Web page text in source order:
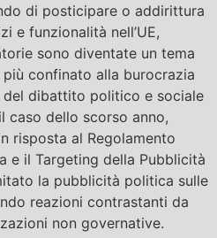
di posticipare o addirittura
e funzionalità nell’UE,
sono diventate un tema
confinato alla burocrazia
del dibattito politico e sociale
caso dello scorso anno,
risposta al Regolamento
e il Targeting della Pubblicità
la pubblicità politica sulle
reazioni contrastanti da
non governative.